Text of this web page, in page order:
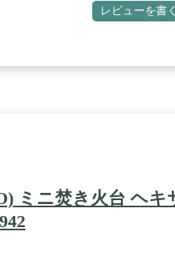
レビューを書
ミニ焚き火台 ヘキ